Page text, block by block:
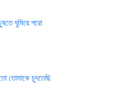
ঘুমিয়ে পরো
তোমাকে চুদতেছি